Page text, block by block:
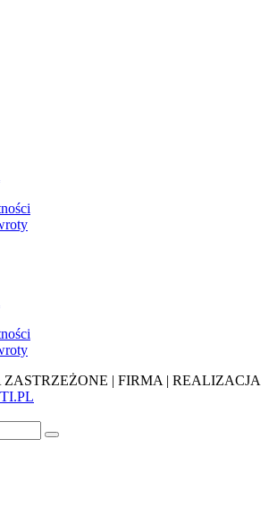
ZASTRZEŻONE | FIRMA | REALIZACJA